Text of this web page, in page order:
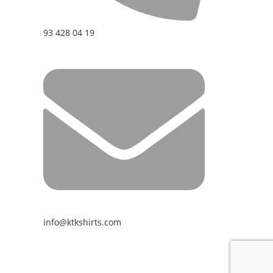
93 428 04 19
info@ktkshirts.com